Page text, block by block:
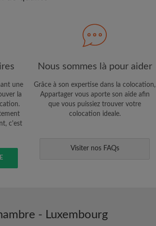
CRÉER PROFIL
compte par e-mail
une
la
c'est
Nous sommes là pour aider
Grâce à son expertise dans la colocation,
Appartager vous aporte son aide afin
que vous puissiez trouver votre
colocation ideale.
Visiter nos FAQs
- Luxembourg